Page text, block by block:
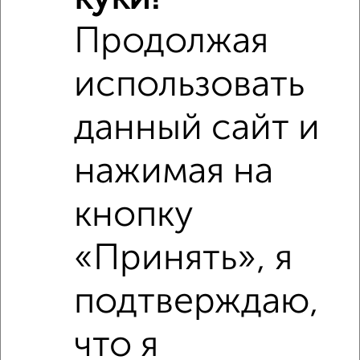
Рядом, с меньшей ценой
Недалеко от Пузакова 22 с ценой ниже
Продолжая
использовать
данный сайт и
нажимая на
кнопку
«Принять», я
подтверждаю,
что я